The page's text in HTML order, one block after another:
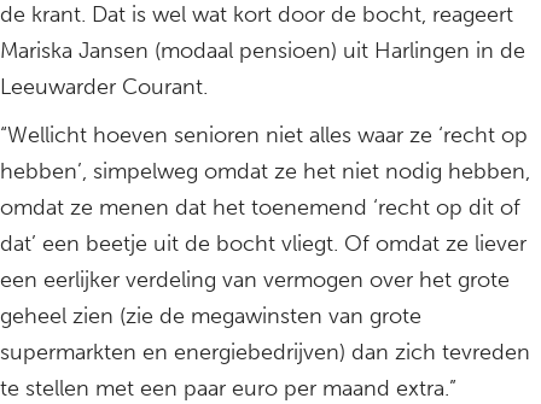
de krant. Dat is wel wat kort door de bocht, reageert
Mariska Jansen (modaal pensioen) uit Harlingen in de
Leeuwarder Courant.
“Wellicht hoeven senioren niet alles waar ze ‘recht op
hebben’, simpelweg omdat ze het niet nodig hebben,
omdat ze menen dat het toenemend ‘recht op dit of
dat’ een beetje uit de bocht vliegt. Of omdat ze liever
een eerlijker verdeling van vermogen over het grote
geheel zien (zie de megawinsten van grote
supermarkten en energiebedrijven) dan zich tevreden
te stellen met een paar euro per maand extra.”